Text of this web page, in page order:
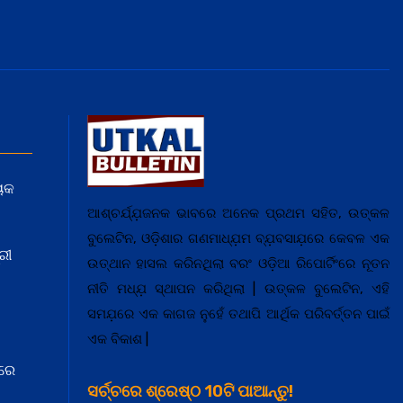
ଆଶ୍ଚର୍ଯ୍ଯ଼ଜନକ ଭାବରେ ଅନେକ ପ୍ରଥମ ସହିତ, ଉତ୍କଳ
ବୁଲେଟିନ, ଓଡ଼ିଶାର ଗଣମାଧ୍ଯ଼ମ ବ୍ଯ଼ବସାଯ଼ରେ କେବଳ ଏକ
ଉତ୍ଥାନ ହାସଲ କରିନଥିଲା ବରଂ ଓଡ଼ିଆ ରିପୋର୍ଟିଂରେ ନୂତନ
ନୀତି ମଧ୍ଯ଼ ସ୍ଥାପନ କରିଥିଲା | ଉତ୍କଳ ବୁଲେଟିନ, ଏହି
ସମଯ଼ରେ ଏକ କାଗଜ ନୁହେଁ ତଥାପି ଆର୍ଥିକ ପରିବର୍ତ୍ତନ ପାଇଁ
ଏକ ବିକାଶ |
ସର୍ଚ୍ଚରେ ଶ୍ରେଷ୍ଠ 10ଟି ପାଆନ୍ତୁ!